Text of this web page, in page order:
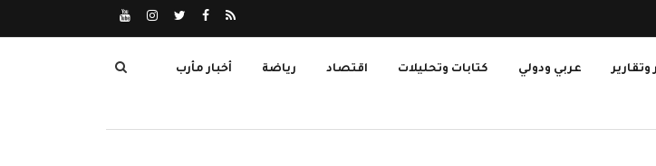
وتقارير عربي ودولي كتابات وتحليلات اقتصاد رياضة أخبار مأرب